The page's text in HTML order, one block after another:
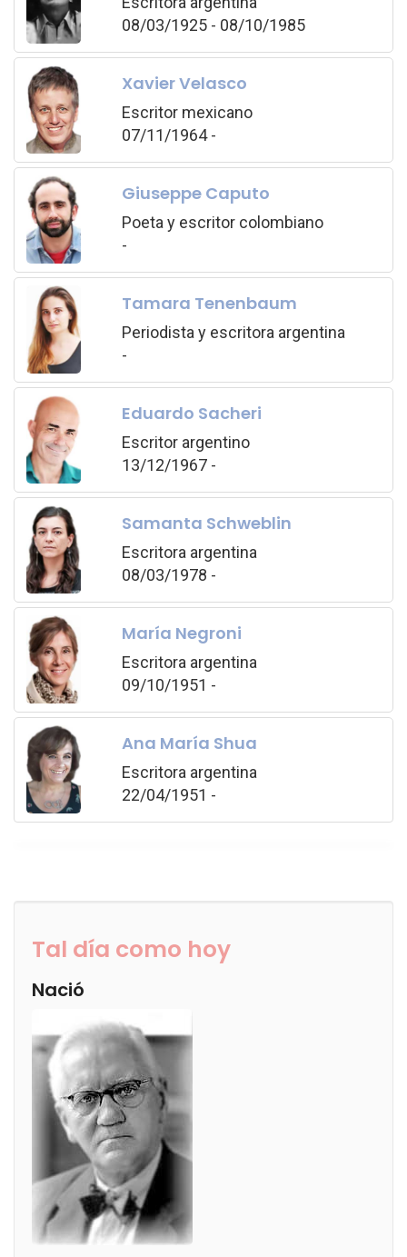
08/03/1925 - 08/10/1985
Xavier Velasco
Escritor mexicano
07/11/1964 -
Giuseppe Caputo
Poeta y escritor colombiano
-
Tamara Tenenbaum
Periodista y escritora argentina
-
Eduardo Sacheri
Escritor argentino
13/12/1967 -
Samanta Schweblin
Escritora argentina
08/03/1978 -
María Negroni
Escritora argentina
09/10/1951 -
Ana María Shua
Escritora argentina
22/04/1951 -
Tal día como hoy
Nació